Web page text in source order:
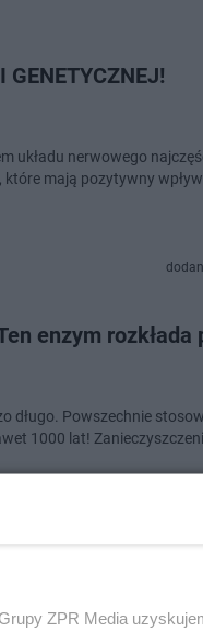
układu nerwowego
mają pozytywny
enzym rozkłada
długo. Powszechnie
1000 lat!
drogich
ZPR Media